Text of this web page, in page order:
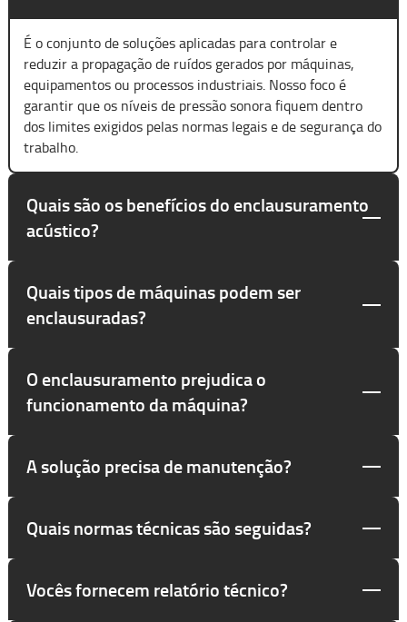
É o conjunto de soluções aplicadas para controlar e
reduzir a propagação de ruídos gerados por máquinas,
equipamentos ou processos industriais. Nosso foco é
garantir que os níveis de pressão sonora fiquem dentro
dos limites exigidos pelas normas legais e de segurança do
trabalho.
Quais são os benefícios do enclausuramento
acústico?
Quais tipos de máquinas podem ser
enclausuradas?
O enclausuramento prejudica o
funcionamento da máquina?
A solução precisa de manutenção?
Quais normas técnicas são seguidas?
Vocês fornecem relatório técnico?